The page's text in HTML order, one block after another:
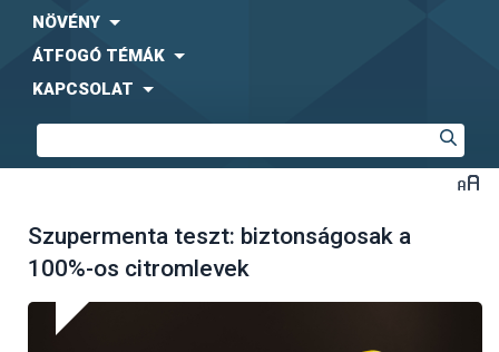
NÖVÉNY
ÁTFOGÓ TÉMÁK
KAPCSOLAT
Szupermenta teszt: biztonságosak a
100%-os citromlevek